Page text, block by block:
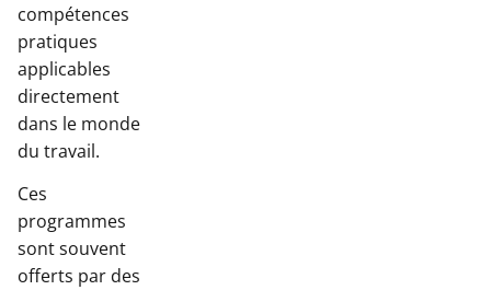
compétences
pratiques
applicables
directement
dans le monde
du travail.
Ces
programmes
sont souvent
offerts par des